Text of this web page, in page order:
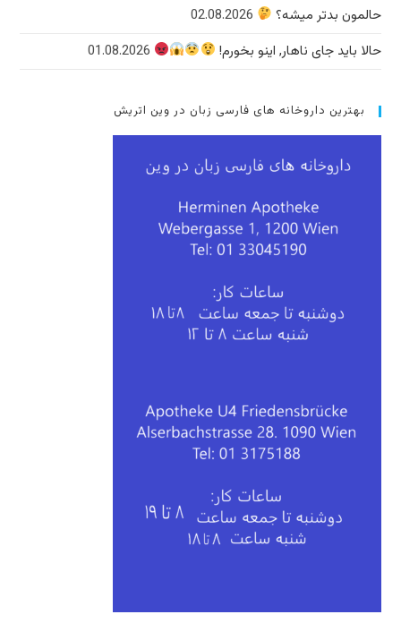
حالمون بدتر میشه؟
02.08.2026
حالا باید جای ناهار, اینو بخورم!
01.08.2026
بهترین داروخانه های فارسی زبان در وین اتریش